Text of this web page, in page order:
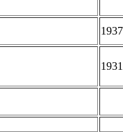
1937
1931